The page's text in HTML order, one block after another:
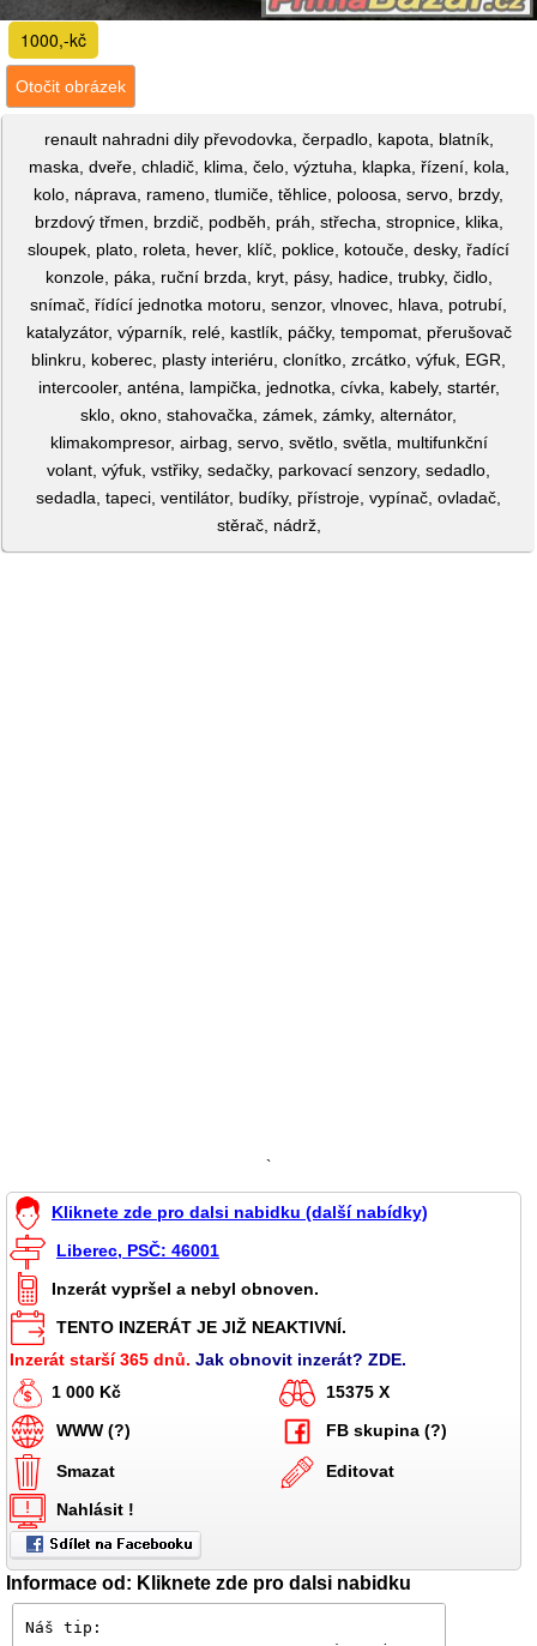
1000,-kč
Otočit obrázek
renault nahradni dily převodovka, čerpadlo, kapota, blatník,
maska, dveře, chladič, klima, čelo, výztuha, klapka, řízení, kola,
kolo, náprava, rameno, tlumiče, těhlice, poloosa, servo, brzdy,
brzdový třmen, brzdič, podběh, práh, střecha, stropnice, klika,
sloupek, plato, roleta, hever, klíč, poklice, kotouče, desky, řadící
konzole, páka, ruční brzda, kryt, pásy, hadice, trubky, čidlo,
snímač, řídící jednotka motoru, senzor, vlnovec, hlava, potrubí,
katalyzátor, výparník, relé, kastlík, páčky, tempomat, přerušovač
blinkru, koberec, plasty interiéru, clonítko, zrcátko, výfuk, EGR,
intercooler, anténa, lampička, jednotka, cívka, kabely, startér,
sklo, okno, stahovačka, zámek, zámky, alternátor,
klimakompresor, airbag, servo, světlo, světla, multifunkční
volant, výfuk, vstřiky, sedačky, parkovací senzory, sedadlo,
sedadla, tapeci, ventilátor, budíky, přístroje, vypínač, ovladač,
stěrač, nádrž,
`
Kliknete zde pro dalsi nabidku (další nabídky)
Liberec, PSČ: 46001
Inzerát vypršel a nebyl obnoven.
TENTO INZERÁT JE JIŽ NEAKTIVNÍ.
Inzerát starší 365 dnů. Jak obnovit inzerát? ZDE.
1 000 Kč
15375 X
WWW (?)
FB skupina (?)
Smazat
Editovat
Nahlásit !
Informace od: Kliknete zde pro dalsi nabidku